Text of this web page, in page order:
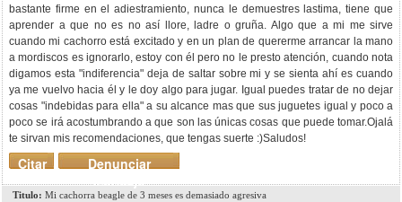
bastante firme en el adiestramiento, nunca le demuestres lastima, tiene que
aprender a que no es no así llore, ladre o gruña. Algo que a mi me sirve
cuando mi cachorro está excitado y en un plan de quererme arrancar la mano
a mordiscos es ignorarlo, estoy con él pero no le presto atención, cuando nota
digamos esta "indiferencia" deja de saltar sobre mi y se sienta ahí es cuando
ya me vuelvo hacia él y le doy algo para jugar. Igual puedes tratar de no dejar
cosas "indebidas para ella" a su alcance mas que sus juguetes igual y poco a
poco se irá acostumbrando a que son las únicas cosas que puede tomar.Ojalá
te sirvan mis recomendaciones, que tengas suerte :)Saludos!
Denunciar
mensaje
Citar
Titulo: Mi cachorra beagle de 3 meses es demasiado agresiva